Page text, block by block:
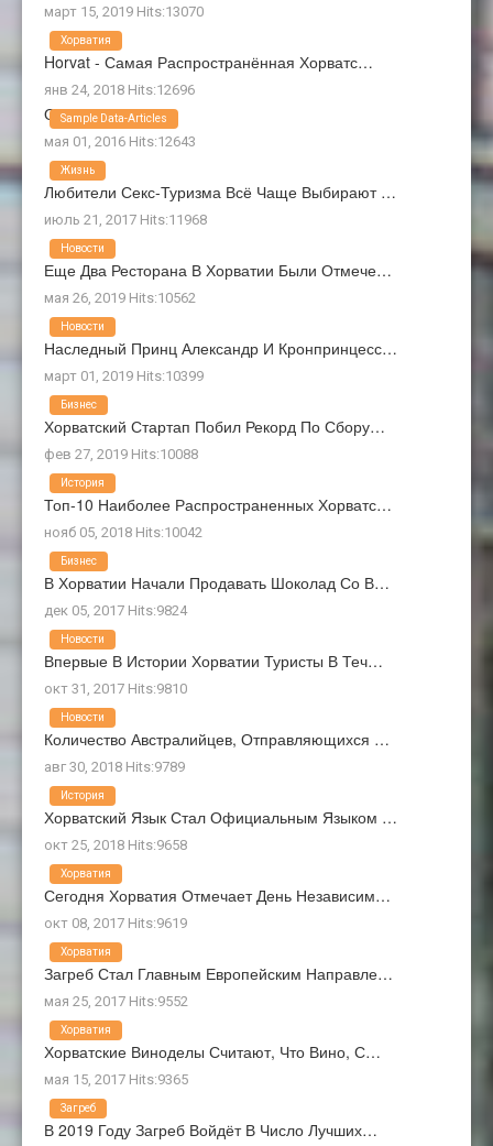
март 15, 2019 Hits:13070
Horvat - Самая Распространённая Хорватс…
янв 24, 2018 Hits:12696
Хорватия
О Нас
мая 01, 2016 Hits:12643
Sample Data-Articles
Любители Секс-Туризма Всё Чаще Выбирают …
июль 21, 2017 Hits:11968
Жизнь
Еще Два Ресторана В Хорватии Были Отмече…
мая 26, 2019 Hits:10562
Новости
Наследный Принц Александр И Кронпринцесс…
март 01, 2019 Hits:10399
Новости
Хорватский Стартап Побил Рекорд По Сбору…
фев 27, 2019 Hits:10088
Бизнес
Топ-10 Наиболее Распространенных Хорватс…
нояб 05, 2018 Hits:10042
История
В Хорватии Начали Продавать Шоколад Со В…
дек 05, 2017 Hits:9824
Бизнес
Впервые В Истории Хорватии Туристы В Теч…
окт 31, 2017 Hits:9810
Новости
Количество Австралийцев, Отправляющихся …
авг 30, 2018 Hits:9789
Новости
Хорватский Язык Стал Официальным Языком …
окт 25, 2018 Hits:9658
История
Сегодня Хорватия Отмечает День Независим…
окт 08, 2017 Hits:9619
Хорватия
Загреб Стал Главным Европейским Направле…
мая 25, 2017 Hits:9552
Хорватия
Хорватские Виноделы Считают, Что Вино, С…
мая 15, 2017 Hits:9365
Хорватия
В 2019 Году Загреб Войдёт В Число Лучших…
Загреб